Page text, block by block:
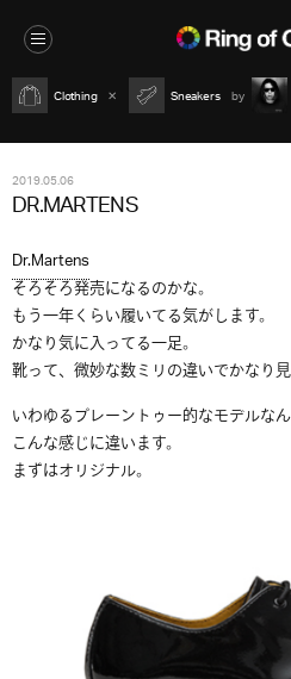
Clothing Sneakers
2019.05.06
DR.MARTENS
Dr.Martens
そろそろ発売になるのかな。
もう一年くらい履いてる気がします。
かなり気に入ってる一足。
靴って、微妙な数ミリの違いでかなり
いわゆるプレーントゥー的なモデルなん
こんな感じに違います。
まずはオリジナル。